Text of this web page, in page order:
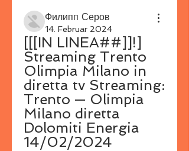
Филипп Серов
14. Februar 2024
[[[IN LINEA##]]!]
Streaming Trento
Olimpia Milano in
diretta tv Streaming:
Trento — Olimpia
Milano diretta
Dolomiti Energia
14/02/2024